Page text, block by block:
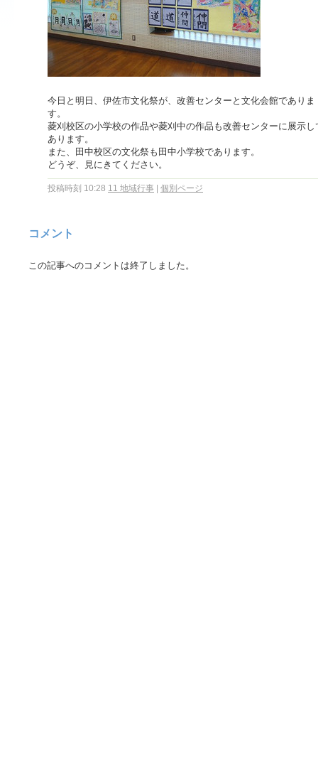
今日と明日、伊佐市文化祭が、改善センターと文化会館でありま
す。
菱刈校区の小学校の作品や菱刈中の作品も改善センターに展示し
あります。
また、田中校区の文化祭も田中小学校であります。
どうぞ、見にきてください。
投稿時刻 10:28 11 地域行事 個別ページ
コメント
この記事へのコメントは終了しました。